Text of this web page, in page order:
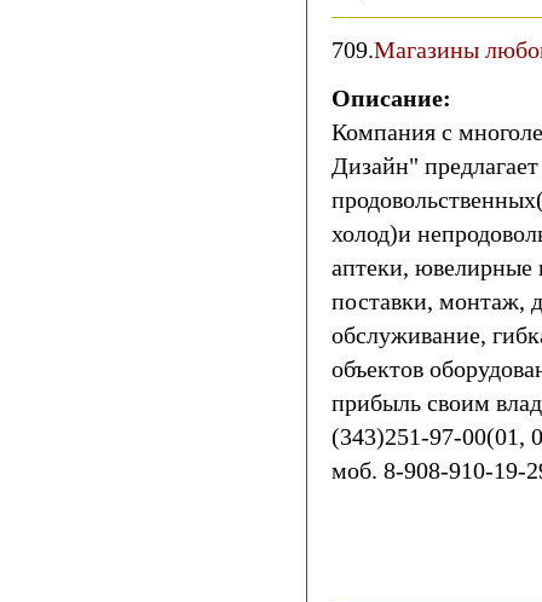
709.Магазины
Описание:
Компания с
Дизайн"
холод)и
аптеки,
поставки, монтаж,
обслуживание,
объектов
прибыль своим
(343)251-97-00(01,
моб. 8-908-910-19-